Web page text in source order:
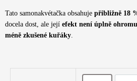
Tato samonakvétačka obsahuje přibližně 18
docela dost, ale její efekt není úplně
méně zkušené kuřáky.